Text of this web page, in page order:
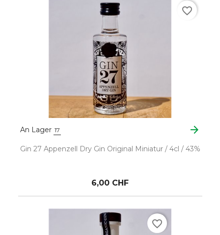
An Lager 17 arrow_forward
Gin 27 Appenzell Dry Gin Original Miniatur / 4cl / 43%
6,00 CHF
favorite_border
favorite_border